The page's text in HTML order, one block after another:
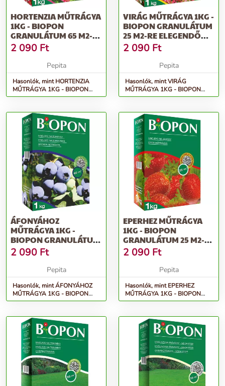
HORTENZIA MŰTRÁGYA
1KG - BIOPON
GRANULÁTUM 65 M2-
RE ELEGENDŐ TÖBB...
2 090 Ft
Pepita
Hasonlók, mint HORTENZIA
MŰTRÁGYA 1KG - BIOPON
granulátum 65 m2-re elegendő
VIRÁG MŰTRÁGYA 1KG -
BIOPON GRANULÁTUM
25 M2-RE ELEGENDŐ
TÖBBKOMP...
2 090 Ft
Pepita
Hasonlók, mint VIRÁG
MŰTRÁGYA 1KG - BIOPON
granulátum 25 m2-re elegendő
ÁFONYÁHOZ
MŰTRÁGYA 1KG -
BIOPON GRANULÁTUM
50 M2-RE ELEGENDŐ
TÖBB...
2 090 Ft
Pepita
Hasonlók, mint ÁFONYÁHOZ
MŰTRÁGYA 1KG - BIOPON
granulátum 50 m2-re elegendő
EPERHEZ MŰTRÁGYA
1KG - BIOPON
GRANULÁTUM 25 M2-RE
ELEGENDŐ TÖBBKO...
2 090 Ft
Pepita
Hasonlók, mint EPERHEZ
MŰTRÁGYA 1KG - BIOPON
granulátum 25 m2-re elegendő